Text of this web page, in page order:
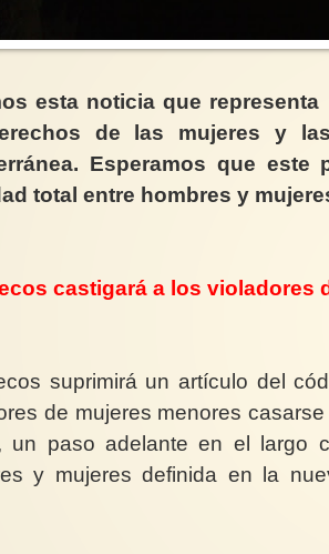
esta noticia que
de las mujeres y
Esperamos que
total entre hombres y
castigará a los violadores
suprimirá un artículo del
de mujeres menores
un paso adelante en el largo
y mujeres definida en la
de las mujeres en
frente a la violencia
2024 La Oficina
Policía Criminal de
(BKA) reportó ...
Conociendo el
3/3
Por qué los
mito 1 . Preferencia